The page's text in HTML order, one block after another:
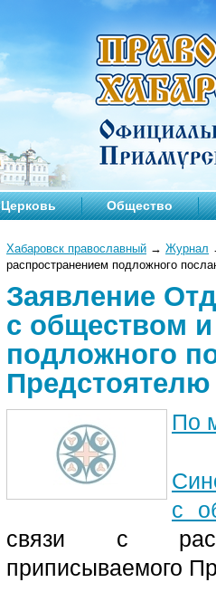
Церковь Общество
Хабаровск православный → Журнал
распространением подложного
Заявление
с обществом
подложного
По
с
связи с
приписываемого